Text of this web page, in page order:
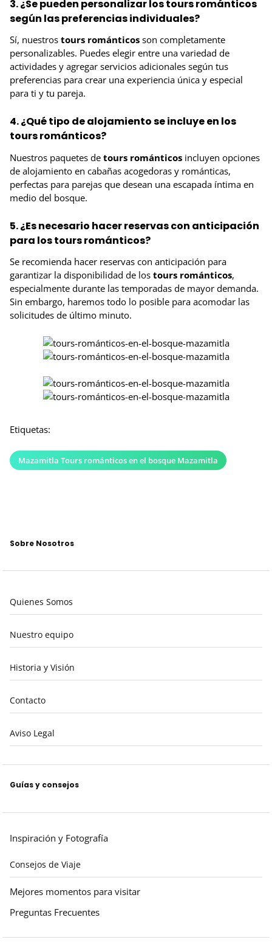
3. ¿Se pueden personalizar los tours románticos
según las preferencias individuales?
Sí, nuestros tours románticos son completamente
personalizables. Puedes elegir entre una variedad de
actividades y agregar servicios adicionales según tus
preferencias para crear una experiencia única y especial
para ti y tu pareja.
4. ¿Qué tipo de alojamiento se incluye en los
tours románticos?
Nuestros paquetes de tours románticos incluyen opciones
de alojamiento en cabañas acogedoras y románticas,
perfectas para parejas que desean una escapada íntima en
medio del bosque.
5. ¿Es necesario hacer reservas con anticipación
para los tours románticos?
Se recomienda hacer reservas con anticipación para
garantizar la disponibilidad de los tours románticos,
especialmente durante las temporadas de mayor demanda.
Sin embargo, haremos todo lo posible para acomodar las
solicitudes de último minuto.
Etiquetas:
Mazamitla Tours románticos en el bosque Mazamitla
Sobre Nosotros
Quienes Somos
Nuestro equipo
Historia y Visión
Contacto
Aviso Legal
Guías y consejos
Inspiración y Fotografía
Consejos de Viaje
Mejores momentos para visitar
Preguntas Frecuentes